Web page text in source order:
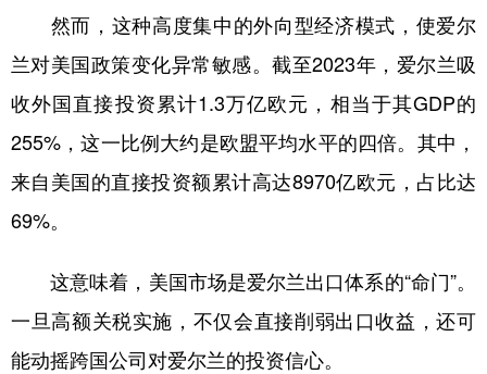
然而，这种高度集中的外向型经济模式，使爱尔
兰对美国政策变化异常敏感。截至2023年，爱尔兰吸
收外国直接投资累计1.3万亿欧元，相当于其GDP的
255%，这一比例大约是欧盟平均水平的四倍。其中，
来自美国的直接投资额累计高达8970亿欧元，占比达
69%。
这意味着，美国市场是爱尔兰出口体系的“命门”。
一旦高额关税实施，不仅会直接削弱出口收益，还可
能动摇跨国公司对爱尔兰的投资信心。